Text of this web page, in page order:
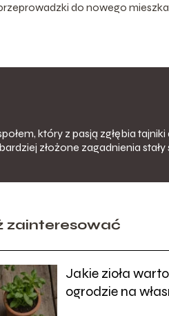
do nowego
który z pasją zgłębia
złożone zagadnienia
zainteresować
Jakie zioła
ogrodzie na